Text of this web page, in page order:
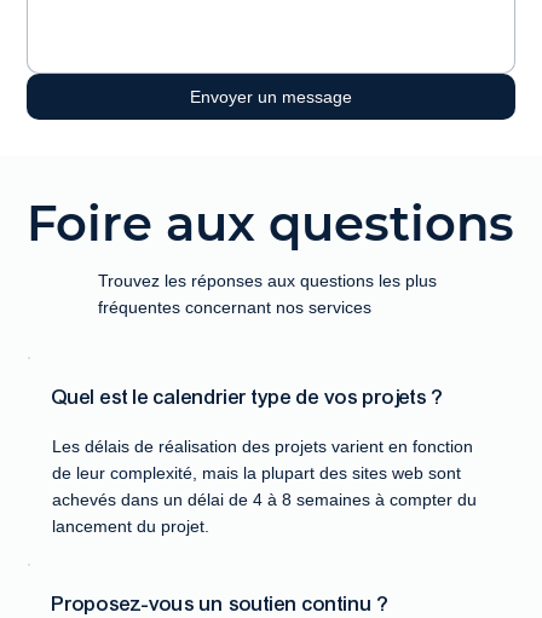
Foire aux questions
Trouvez les réponses aux questions les plus
fréquentes concernant nos services
Les délais de réalisation des projets varient en fonction
de leur complexité, mais la plupart des sites web sont
achevés dans un délai de 4 à 8 semaines à compter du
lancement du projet.
Quel est le calendrier type de vos projets ?
Proposez-vous un soutien continu ?
Envoyer un message